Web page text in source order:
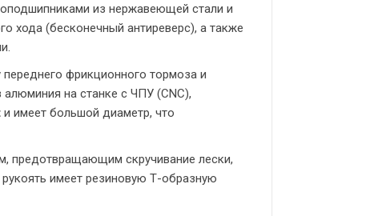
из нержавеющей стали и
хода (бесконечный антиреверс), а также
фрикционного тормоза и
на станке с ЧПУ (CNC),
и имеет большой диаметр, что
предотвращающим скручивание лески,
имеет резиновую Т-образную